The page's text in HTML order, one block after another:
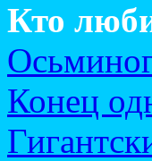
Кто
Конец